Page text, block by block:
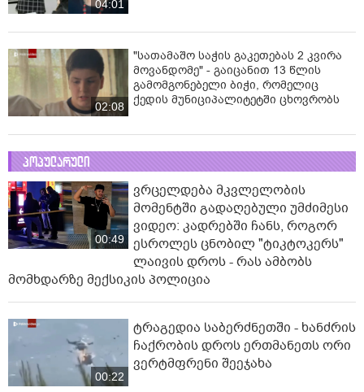
04:01
02:08
"სათამაშო საჭის გაკეთებას 2 კვირა
მოვანდომე" - გაიცანით 13 წლის
გამომგონებელი ბიჭი, რომელიც
ქედის მუნიციპალიტეტში ცხოვრობს
პოპულარული
00:49
ვრცელდება მკვლელობის
მომენტში გადაღებული უმძიმესი
ვიდეო: კადრებში ჩანს, როგორ
ესროლეს ცნობილ "ტიკტოკერს"
ლაივის დროს - რას ამბობს
მომხდარზე მექსიკის პოლიცია
00:22
ტრაგედია საბერძნეთში - ხანძრის
ჩაქრობის დროს ერთმანეთს ორი
ვერტმფრენი შეეჯახა